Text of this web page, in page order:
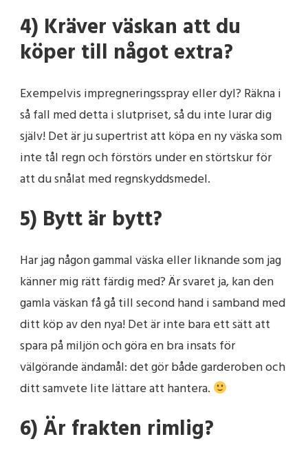
4) Kräver väskan att du
köper till något extra?
Exempelvis impregneringsspray eller dyl? Räkna i
så fall med detta i slutpriset, så du inte lurar dig
själv! Det är ju supertrist att köpa en ny väska som
inte tål regn och förstörs under en störtskur för
att du snålat med regnskyddsmedel.
5) Bytt är bytt?
Har jag någon gammal väska eller liknande som jag
känner mig rätt färdig med? Är svaret ja, kan den
gamla väskan få gå till second hand i samband med
ditt köp av den nya! Det är inte bara ett sätt att
spara på miljön och göra en bra insats för
välgörande ändamål: det gör både garderoben och
ditt samvete lite lättare att hantera.
6) Är frakten rimlig?